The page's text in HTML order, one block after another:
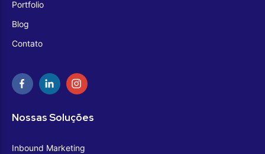
Portfolio
Blog
Contato
Nossas Soluções
Inbound Marketing